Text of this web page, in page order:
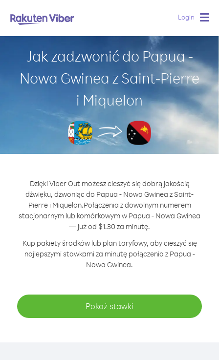
Login
Jak zadzwonić do Papua -
Nowa Gwinea z Saint-Pierre
i Miquelon
Dzięki Viber Out możesz cieszyć się dobrą jakością
dźwięku, dzwoniąc do Papua - Nowa Gwinea z Saint-
Pierre i Miquelon.Połączenia z dowolnym numerem
stacjonarnym lub komórkowym w Papua - Nowa Gwinea
— już od $1.30 za minutę.
Kup pakiety środków lub plan taryfowy, aby cieszyć się
najlepszymi stawkami za minutę połączenia z Papua -
Nowa Gwinea.
Pokaż stawki